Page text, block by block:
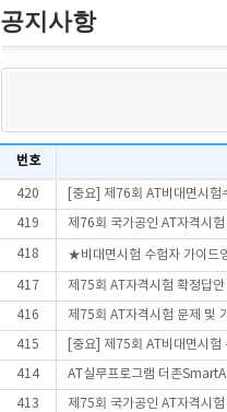
공지사항
번호
420 [중요] 제76회 AT비대면시험
419 제76회 국가공인 AT자격시
418 ★비대면시험 수험자 가이드
417 제75회 AT자격시험 확정답
416 제75회 AT자격시험 문제 및
415 [중요] 제75회 AT비대면시험
414 AT실무프로그램 더존
413 제75회 국가공인 AT자격시